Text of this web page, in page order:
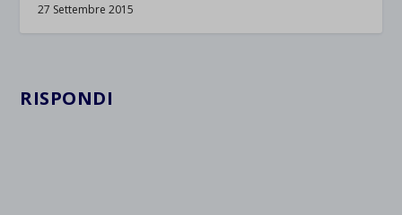
27 Settembre 2015
RISPONDI